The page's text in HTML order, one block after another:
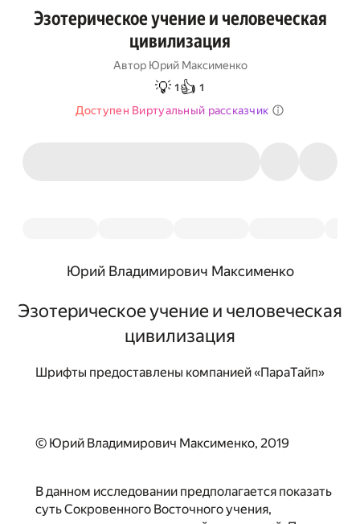
Эзотерическое учение и человеческая
цивилизация
Автор Юрий Максименко
💡 1 👍 1
Доступен Виртуальный рассказчик
Юрий Владимирович Максименко
Эзотерическое учение и человеческая
цивилизация
Шрифты предоставлены компанией «ПараТайп»
© Юрий Владимирович Максименко, 2019
В данном исследовании предполагается показать
суть Сокровенного Восточного учения,